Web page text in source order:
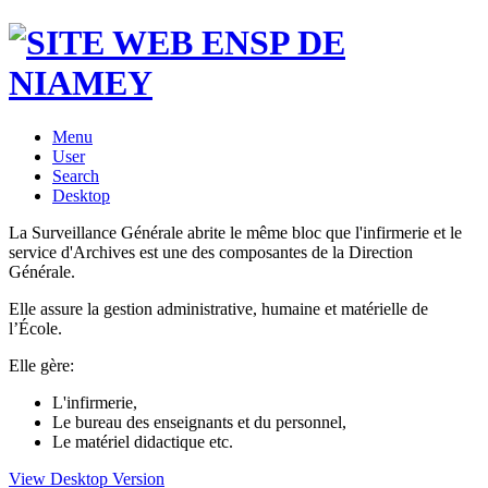
Menu
User
Search
Desktop
La Surveillance Générale abrite le même bloc que l'infirmerie et le
service d'Archives est une des composantes de la Direction
Générale.
Elle assure la gestion administrative, humaine et matérielle de
l’École.
Elle gère:
L'infirmerie,
Le bureau des enseignants et du personnel,
Le matériel didactique etc.
View Desktop Version